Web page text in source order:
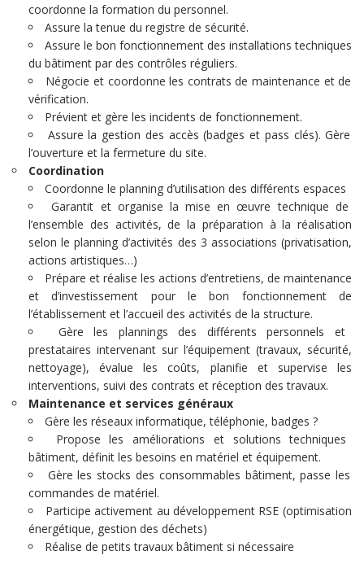
coordonne la formation du personnel.
Assure la tenue du registre de sécurité.
Assure le bon fonctionnement des installations techniques
du bâtiment par des contrôles réguliers.
Négocie et coordonne les contrats de maintenance et de
vérification.
Prévient et gère les incidents de fonctionnement.
Assure la gestion des accès (badges et pass clés). Gère
l’ouverture et la fermeture du site.
Coordination
Coordonne le planning d’utilisation des différents espaces
Garantit et organise la mise en œuvre technique de
l’ensemble des activités, de la préparation à la réalisation
selon le planning d’activités des 3 associations (privatisation,
actions artistiques…)
Prépare et réalise les actions d’entretiens, de maintenance
et d’investissement pour le bon fonctionnement de
l’établissement et l’accueil des activités de la structure.
Gère les plannings des différents personnels et
prestataires intervenant sur l’équipement (travaux, sécurité,
nettoyage), évalue les coûts, planifie et supervise les
interventions, suivi des contrats et réception des travaux.
Maintenance et services généraux
Gère les réseaux informatique, téléphonie, badges ?
Propose les améliorations et solutions techniques
bâtiment, définit les besoins en matériel et équipement.
Gère les stocks des consommables bâtiment, passe les
commandes de matériel.
Participe activement au développement RSE (optimisation
énergétique, gestion des déchets)
Réalise de petits travaux bâtiment si nécessaire